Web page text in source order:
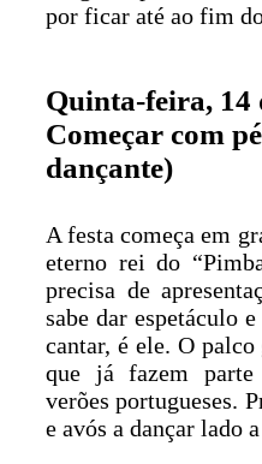
por ficar até ao fim
Quinta-feira, 14
Começar com
dançante)
A festa começa em
eterno rei do
precisa de
sabe dar espetáculo
cantar, é ele. O
que já fazem parte
verões portugueses.
e avós a dançar lado